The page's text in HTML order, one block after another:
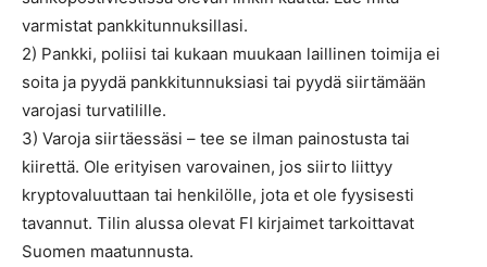
varmistat pankkitunnuksillasi.
2) Pankki, poliisi tai kukaan muukaan laillinen toimija ei
soita ja pyydä pankkitunnuksiasi tai pyydä siirtämään
varojasi turvatilille.
3) Varoja siirtäessäsi – tee se ilman painostusta tai
kiirettä. Ole erityisen varovainen, jos siirto liittyy
kryptovaluuttaan tai henkilölle, jota et ole fyysisesti
tavannut. Tilin alussa olevat FI kirjaimet tarkoittavat
Suomen maatunnusta.